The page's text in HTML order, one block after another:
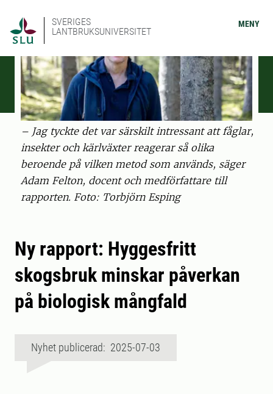
SVERIGES
LANTBRUKSUNIVERSITET
MENY
– Jag tyckte det var särskilt intressant att fåglar,
insekter och kärlväxter reagerar så olika
beroende på vilken metod som används, säger
Adam Felton, docent och medförfattare till
rapporten. Foto: Torbjörn Esping
Ny rapport: Hyggesfritt
skogsbruk minskar påverkan
på biologisk mångfald
Nyhet publicerad: 2025-07-03